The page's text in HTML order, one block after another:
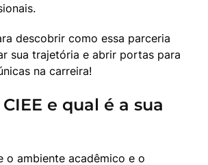
descobrir como essa parceria
sua trajetória e abrir portas para
na carreira!
e qual é a sua